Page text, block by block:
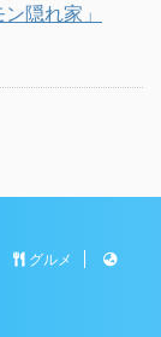
隠れ家」
グルメ